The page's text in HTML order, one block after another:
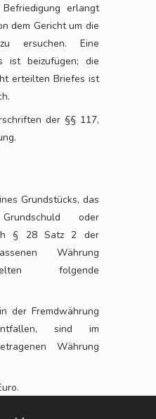
erlangt
dem Gericht um die
ersuchen. Eine
ist beizufügen; die
erteilten Briefes ist
der §§ 117,
Grundstücks, das
oder
§ 28 Satz 2 der
Währung
folgende
der Fremdwährung
sind im
Währung